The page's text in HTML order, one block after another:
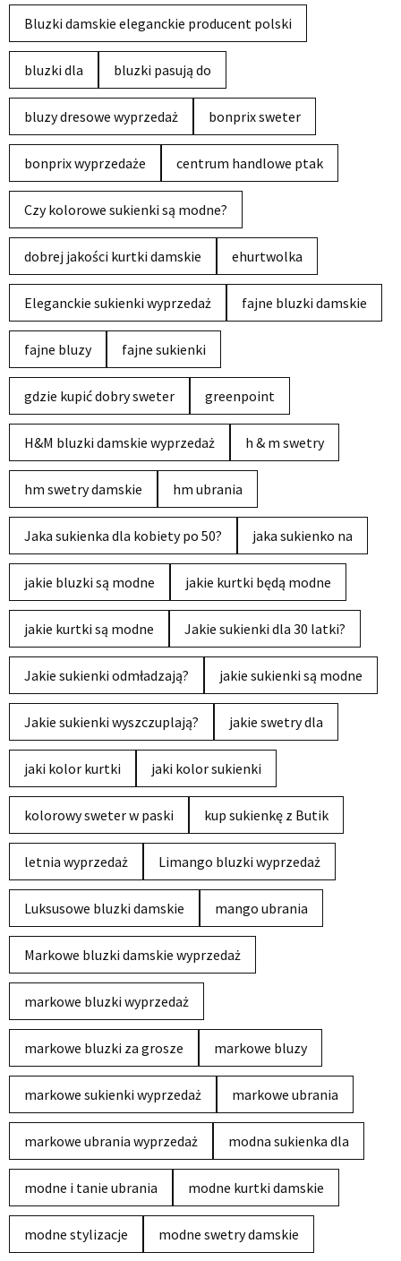
Bluzki damskie eleganckie producent polski
bluzki dla bluzki pasują do
bluzy dresowe wyprzedaż bonprix sweter
bonprix wyprzedaże centrum handlowe ptak
Czy kolorowe sukienki są modne?
dobrej jakości kurtki damskie ehurtwolka
Eleganckie sukienki wyprzedaż fajne bluzki damskie
fajne bluzy fajne sukienki
gdzie kupić dobry sweter greenpoint
H&M bluzki damskie wyprzedaż h & m swetry
hm swetry damskie hm ubrania
Jaka sukienka dla kobiety po 50? jaka sukienko na
jakie bluzki są modne jakie kurtki będą modne
jakie kurtki są modne Jakie sukienki dla 30 latki?
Jakie sukienki odmładzają? jakie sukienki są modne
Jakie sukienki wyszczuplają? jakie swetry dla
jaki kolor kurtki jaki kolor sukienki
kolorowy sweter w paski kup sukienkę z Butik
letnia wyprzedaż Limango bluzki wyprzedaż
Luksusowe bluzki damskie mango ubrania
Markowe bluzki damskie wyprzedaż
markowe bluzki wyprzedaż
markowe bluzki za grosze markowe bluzy
markowe sukienki wyprzedaż markowe ubrania
markowe ubrania wyprzedaż modna sukienka dla
modne i tanie ubrania modne kurtki damskie
modne stylizacje modne swetry damskie